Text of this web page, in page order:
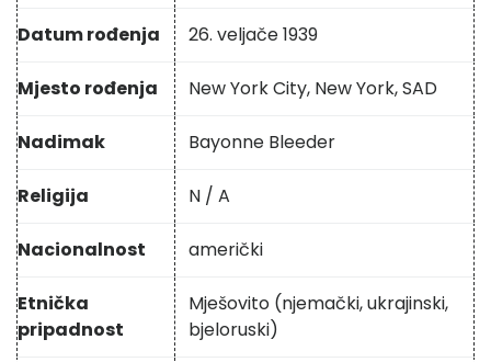
Datum rođenja 26. veljače 1939
Mjesto rođenja New York City, New York, SAD
Nadimak Bayonne Bleeder
Religija N / A
Nacionalnost američki
Etnička
pripadnost
Mješovito (njemački, ukrajinski,
bjeloruski)